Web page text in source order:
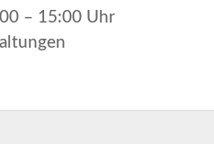
– 15:00 Uhr